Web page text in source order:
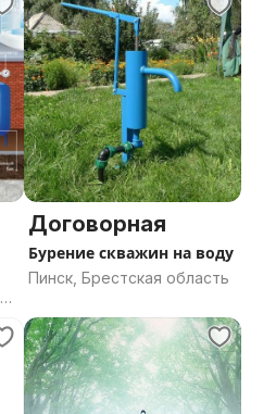
Договорная
Бурение скважин на воду
Пинск, Брестская область